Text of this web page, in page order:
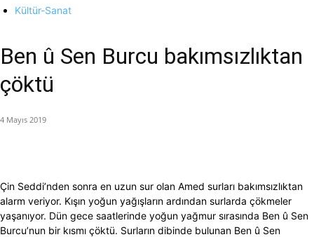
Kültür-Sanat
Ben û Sen Burcu bakımsızlıktan
çöktü
4 Mayıs 2019
Çin Seddi’nden sonra en uzun sur olan Amed surları bakımsızlıktan
alarm veriyor. Kışın yoğun yağışların ardından surlarda çökmeler
yaşanıyor. Dün gece saatlerinde yoğun yağmur sırasında Ben û Sen
Burcu’nun bir kısmı çöktü. Surların dibinde bulunan Ben û Sen